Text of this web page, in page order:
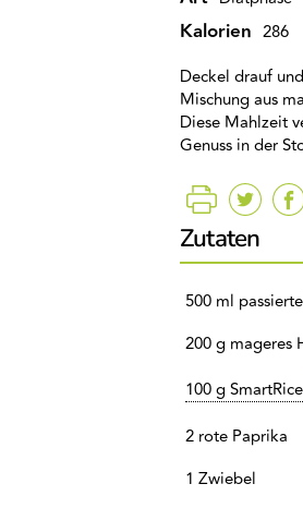
Kalorien 286
Deckel drauf
Mischung aus
Diese Mahlzeit
Genuss in der
Zutaten
500 ml
200 g mageres
100 g SmartRice
2 rote Paprika
1 Zwiebel